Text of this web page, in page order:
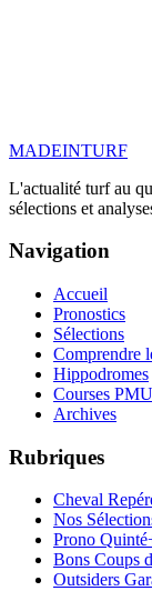
MADEINTURF
L'actualité turf au
sélections et
Navigation
Accueil
Pronostics
Sélections
Comprendre
Hippodromes
Courses PMU
Archives
Rubriques
Cheval
Nos
Prono
Bons Coups
Outsiders